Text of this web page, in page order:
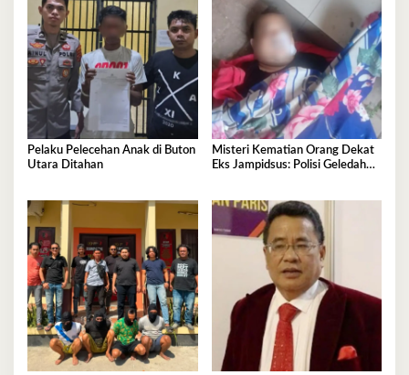
Pelaku Pelecehan Anak di Buton
Utara Ditahan
Misteri Kematian Orang Dekat
Eks Jampidsus: Polisi Geledah